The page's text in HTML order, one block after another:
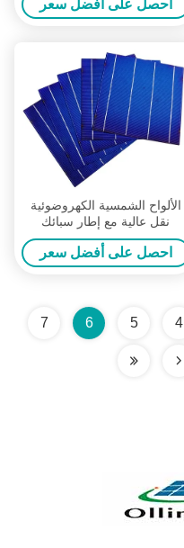
احصل على أفضل سعر
الألواح الشمسية الكهروضوئية
نقل عالية مع إطار سبائك
الألومنيوم بأكسيد
احصل على أفضل سعر
4
5
6
7